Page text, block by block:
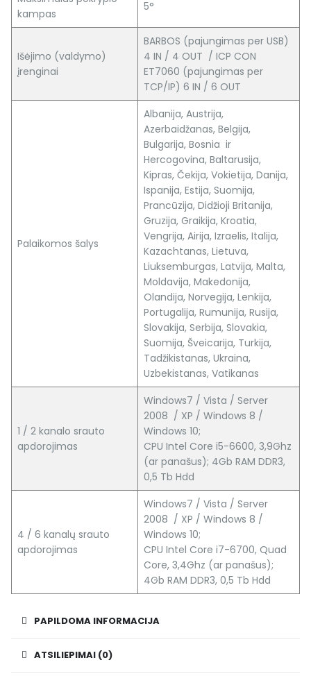
kampas
5°
Išėjimo (valdymo)
įrenginai
BARBOS (pajungimas per USB)
4 IN / 4 OUT / ICP CON
ET7060 (pajungimas per
TCP/IP) 6 IN / 6 OUT
Palaikomos šalys
Albanija, Austrija,
Azerbaidžanas, Belgija,
Bulgarija, Bosnia ir
Hercogovina, Baltarusija,
Kipras, Čekija, Vokietija, Danija,
Ispanija, Estija, Suomija,
Prancūzija, Didžioji Britanija,
Gruzija, Graikija, Kroatia,
Vengrija, Airija, Izraelis, Italija,
Kazachtanas, Lietuva,
Liuksemburgas, Latvija, Malta,
Moldavija, Makedonija,
Olandija, Norvegija, Lenkija,
Portugalija, Rumunija, Rusija,
Slovakija, Serbija, Slovakia,
Suomija, Šveicarija, Turkija,
Tadžikistanas, Ukraina,
Uzbekistanas, Vatikanas
1 / 2 kanalo srauto
apdorojimas
Windows7 / Vista / Server
2008 / XP / Windows 8 /
Windows 10;
CPU Intel Core i5-6600, 3,9Ghz
(ar panašus); 4Gb RAM DDR3,
0,5 Tb Hdd
4 / 6 kanalų srauto
apdorojimas
Windows7 / Vista / Server
2008 / XP / Windows 8 /
Windows 10;
CPU Intel Core i7-6700, Quad
Core, 3,4Ghz (ar panašus);
4Gb RAM DDR3, 0,5 Tb Hdd
PAPILDOMA INFORMACIJA
ATSILIEPIMAI (0)